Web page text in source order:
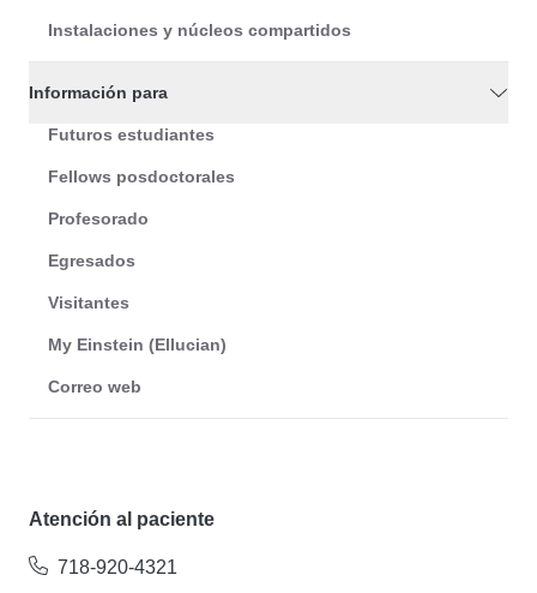
Instalaciones y núcleos compartidos
Información para
Futuros estudiantes
Fellows posdoctorales
Profesorado
Egresados
Visitantes
My Einstein (Ellucian)
Correo web
Atención al paciente
718-920-4321